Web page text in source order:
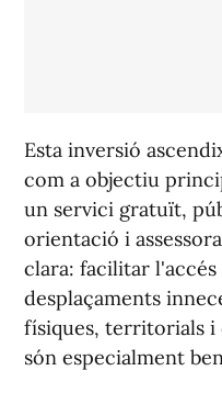
Esta inversió
com a objectiu
un servici gratuït,
orientació i
clara: facilitar
desplaçaments
físiques, territorials i
són especialment